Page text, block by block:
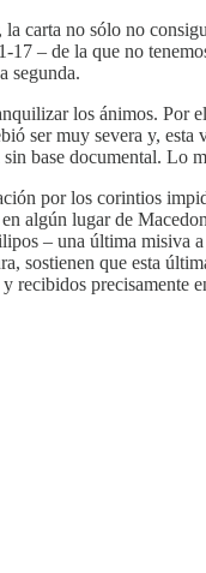
carta no sólo no
17 – de la que no
segunda.
los ánimos. Por
ser muy severa y,
base documental. Lo
por los corintios
algún lugar de
– una última misiva
sostienen que esta
recibidos precisamente